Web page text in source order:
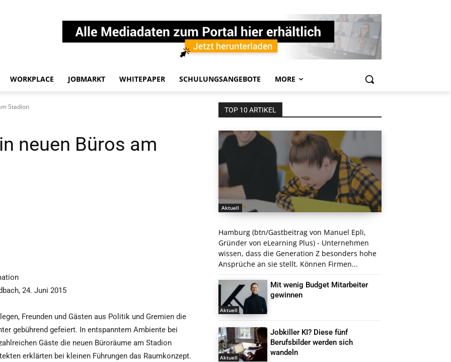
WORKPLACE JOBMARKT WHITEPAPER SCHULUNGSANGEBOTE MORE
Stadion
neuen Büros am
24. Juni 2015
Freunden und Gästen aus Politik und Gremien die
gebührend gefeiert. In entspanntem Ambiente bei
Gäste die neuen Büroräume am Stadion
erklärten bei kleinen Führungen das Raumkonzept.
TOP 10 ARTIKEL
Aktuell
Hamburg (btn/Gastbeitrag von Manuel Epli,
Gründer von eLearning Plus) - Unternehmen
wissen, dass die Generation Z besonders hohe
Ansprüche an sie stellt. Können Firmen...
Aktuell
Mit wenig Budget Mitarbeiter
gewinnen
Aktuell
Jobkiller KI? Diese fünf
Berufsbilder werden sich
wandeln